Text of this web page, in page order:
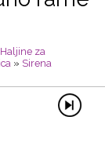
Haljine za
» Sirena